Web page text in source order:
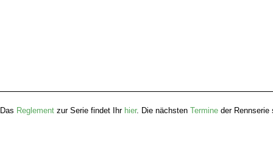
Das Reglement zur Serie findet Ihr hier. Die nächsten Termine der